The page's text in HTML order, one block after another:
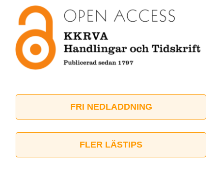
FRI NEDLADDNING
FLER LÄSTIPS